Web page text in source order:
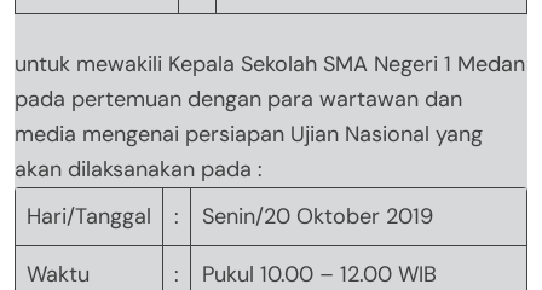
untuk mewakili Kepala Sekolah SMA Negeri 1 Medan
pada pertemuan dengan para wartawan dan
media mengenai persiapan Ujian Nasional yang
akan dilaksanakan pada :
Hari/Tanggal
:
Senin/20 Oktober 2019
Waktu
: Pukul 10.00 – 12.00 WIB